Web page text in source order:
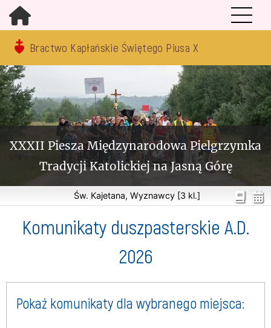
Bractwo Kapłańskie Świętego Piusa X
XXXII Piesza Międzynarodowa Pielgrzymka
Tradycji Katolickiej na Jasną Górę
Św. Kajetana, Wyznawcy [3 kl.]
Komunikaty duszpasterskie A.D.
2026
Pokaż komunikaty dla wybranego miejsca: